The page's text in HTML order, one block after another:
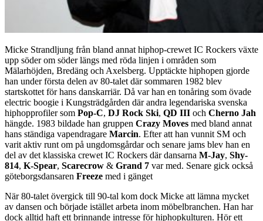
Micke Strandljung från bland annat hiphop-crewet IC Rockers växte
upp söder om söder längs med röda linjen i områden som
Mälarhöjden, Bredäng och Axelsberg. Upptäckte hiphopen gjorde
han under första delen av 80-talet där sommaren 1982 blev
startskottet för hans danskarriär. Då var han en tonåring som övade
electric boogie i Kungsträdgården där andra legendariska svenska
hiphopprofiler som Pop-C, DJ Rock Ski, QD III och Cherno Jah
hängde. 1983 bildade han gruppen Crazy Moves med bland annat
hans ständiga vapendragare Marcin. Efter att han vunnit SM och
varit aktiv runt om på ungdomsgårdar och senare jams blev han en
del av det klassiska crewet IC Rockers där dansarna M-Jay, Shy-
814, K-Spear, Scarecrow & Grand 7 var med. Senare gick också
göteborgsdansaren Freeze med i gänget
När 80-talet övergick till 90-tal kom dock Micke att lämna mycket
av dansen och började istället arbeta inom möbelbranchen. Han har
dock alltid haft ett brinnande intresse för hiphopkulturen. Hör ett